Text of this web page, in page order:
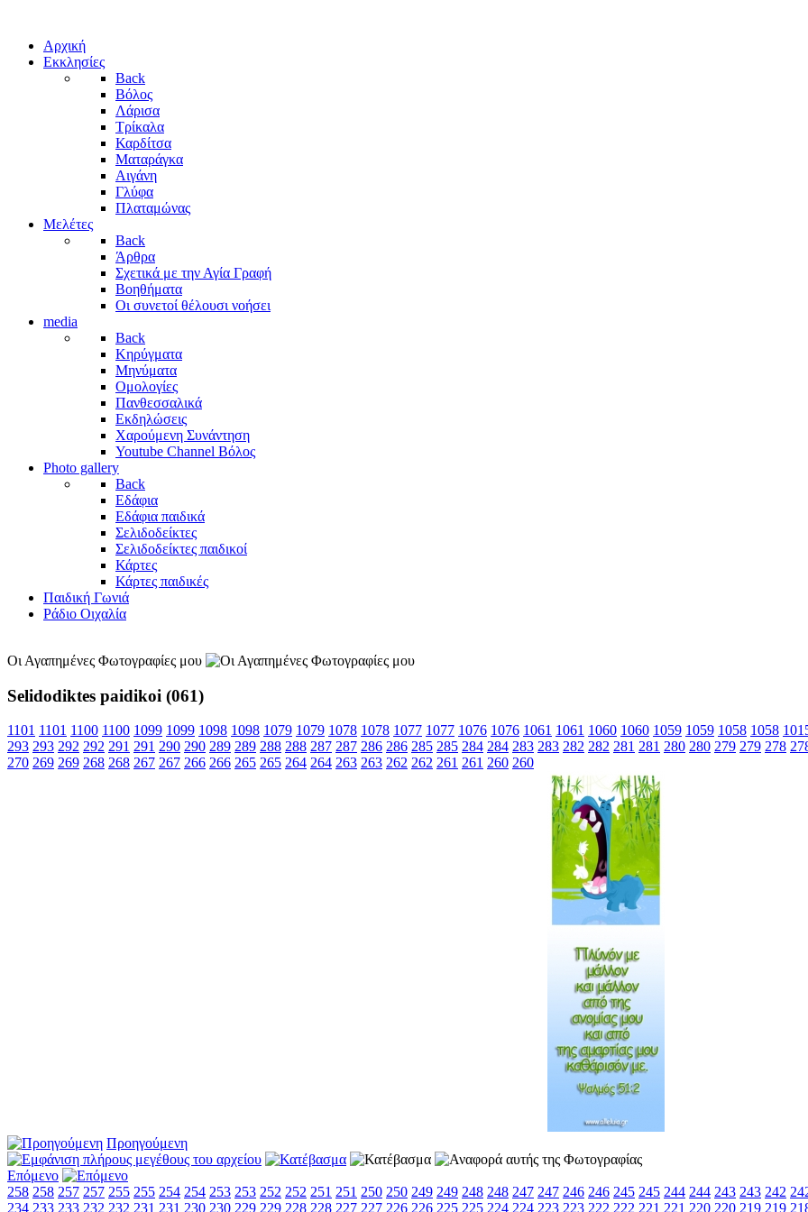
Αρχική
Εκκλησίες
Back
Βόλος
Λάρισα
Τρίκαλα
Καρδίτσα
Ματαράγκα
Αιγάνη
Γλύφα
Πλαταμώνας
Μελέτες
Back
Άρθρα
Σχετικά με την Αγία Γραφή
Βοηθήματα
Οι συνετοί θέλουσι νοήσει
media
Back
Κηρύγματα
Μηνύματα
Ομολογίες
Πανθεσσαλικά
Εκδηλώσεις
Χαρούμενη Συνάντηση
Youtube Channel Βόλος
Photo gallery
Back
Εδάφια
Εδάφια παιδικά
Σελιδοδείκτες
Σελιδοδείκτες παιδικοί
Κάρτες
Κάρτες παιδικές
Παιδική Γωνιά
Ράδιο Οιχαλία
Οι Αγαπημένες Φωτογραφίες μου
Selidodiktes paidikoi (061)
1101 1101 1100 1100 1099 1099 1098 1098 1079 1079 1078 1078 1077 1077 1076 1076 1061 1061 1060 1060 1059 1059 1058 1058
293 293 292 292 291 291 290 290 289 289 288 288 287 287 286 286 285 285 284 284 283 283 282 282 281 281 280 280 279 279 278
270 269 269 268 268 267 267 266 266 265 265 264 264 263 263 262 262 261 261 260 260
Προηγούμενη
Επόμενο
258 258 257 257 255 255 254 254 253 253 252 252 251 251 250 250 249 249 248 248 247 247 246 246 245 245 244 244 243 243 242
234 233 233 232 232 231 231 230 230 229 229 228 228 227 227 226 226 225 225 224 224 223 223 222 222 221 221 220 220 219 219